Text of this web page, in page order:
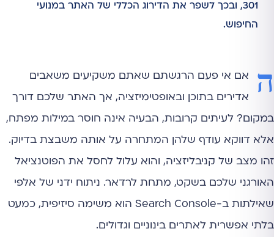
301, ובכך לשפר את הדירוג הכללי של האתר במנועי
החיפוש.
ה אם אי פעם הרגשתם שאתם משקיעים משאבים
אדירים בתוכן ובאופטימיזציה, אך האתר שלכם דורך
במקום? לעיתים קרובות, הבעיה אינה חוסר במילות מפתח,
אלא דווקא עודף שלהן המתחרה על אותה משבצת בדיוק.
זהו מצב של קניבליזציה, והוא עלול לחסל את הפוטנציאל
האורגני שלכם בשקט, מתחת לרדאר. ניתוח ידני של אלפי
שאילתות ב-Search Console הוא משימה סיזיפית, כמעט
בלתי אפשרית לאתרים בינוניים וגדולים.